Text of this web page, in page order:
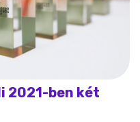
2021-ben két